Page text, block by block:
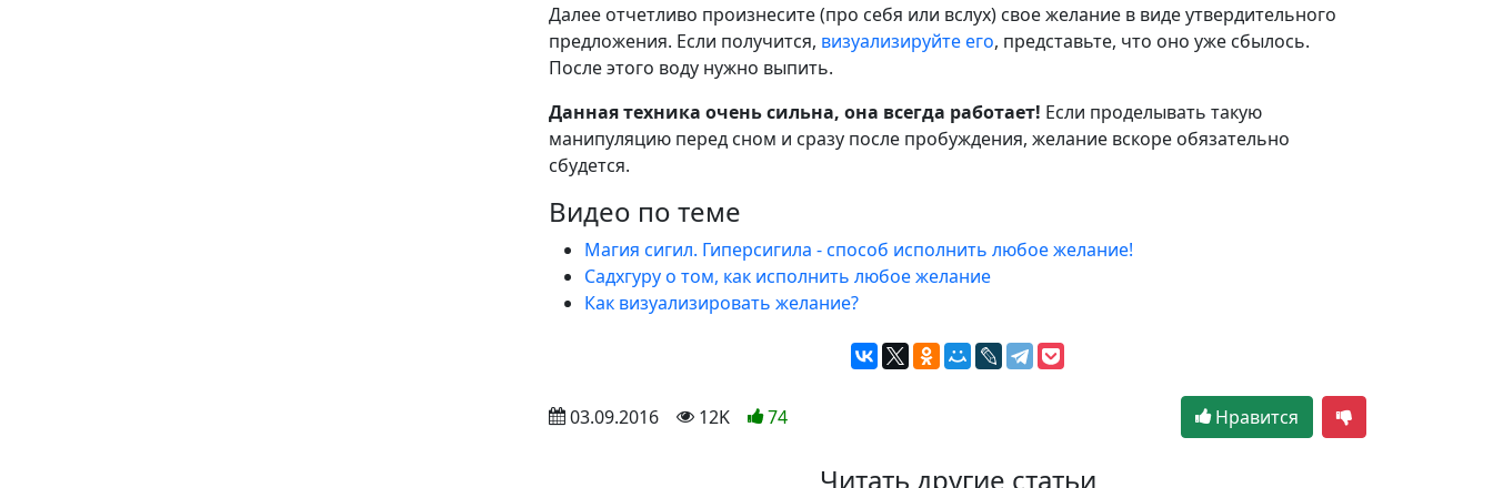
Далее отчетливо произнесите (про себя или вслух) свое желание в виде утвердительного
предложения. Если получится, визуализируйте его, представьте, что оно уже сбылось.
После этого воду нужно выпить.
Данная техника очень сильна, она всегда работает! Если проделывать такую
манипуляцию перед сном и сразу после пробуждения, желание вскоре обязательно
сбудется.
Видео по теме
Магия сигил. Гиперсигила - способ исполнить любое желание!
Садхгуру о том, как исполнить любое желание
Как визуализировать желание?
03.09.2016 12K 74 Нравится
Читать другие статьи